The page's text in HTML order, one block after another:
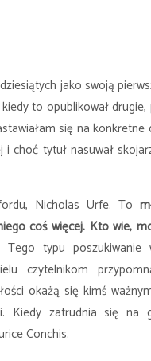
jako swoją
to opublikował
się na konkretne
choć tytuł nasuwał
Nicholas Urfe. To
coś więcej. Kto wie,
Tego typu poszukiwanie
czytelnikom
okażą się kimś
Kiedy zatrudnia się na
Conchis.